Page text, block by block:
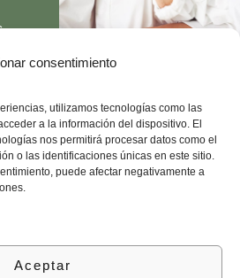
consentimiento
utilizamos tecnologías como las
a la información del dispositivo. El
nos permitirá procesar datos como el
o las identificaciones únicas en este sitio.
puede afectar negativamente a
Aceptar
Política
de
Política
(+34)
935